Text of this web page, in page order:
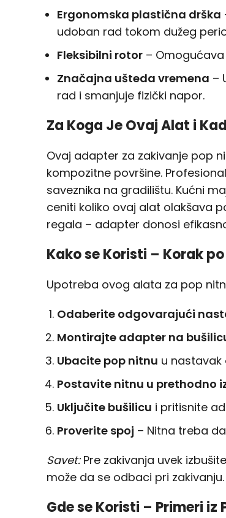
Ergonomska plastična drška
udoban rad tokom dužeg
Fleksibilni rotor –
Značajna ušteda vremena –
rad i smanjuje fizički napor.
Za Koga Je Ovaj Alat i
Ovaj adapter za zakivanje pop
kompozitne površine.
saveznika na gradilištu. Kućni
ceniti koliko ovaj alat olakšava
regala – adapter donosi
Kako se Koristi – Korak
Upotreba ovog alata za pop
Odaberite odgovarajući
Montirajte adapter na
Ubacite pop nitnu u
Postavite nitnu u prethodno
Uključite bušilicu i pritisnite
Proverite spoj – Nitna treba
Savet:Pre zakivanja uvek
može da se odbaci pri zakivanju.
Gde se Koristi – Primeri iz